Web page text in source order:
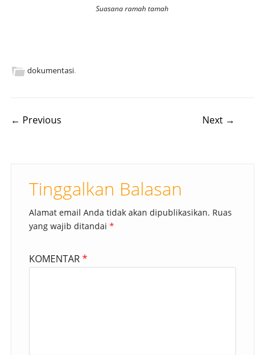
Suasana ramah tamah
dokumentasi.
Post navigation
← Previous Next →
Tinggalkan Balasan
Alamat email Anda tidak akan dipublikasikan. Ruas
yang wajib ditandai *
KOMENTAR*